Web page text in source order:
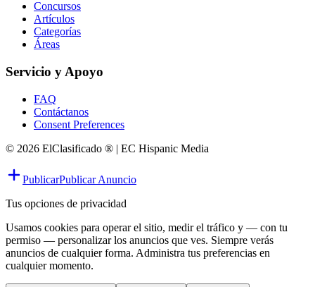
Concursos
Artículos
Categorías
Áreas
Servicio y Apoyo
FAQ
Contáctanos
Consent Preferences
© 2026 ElClasificado ® | EC Hispanic Media
PublicarPublicar Anuncio
Tus opciones de privacidad
Usamos cookies para operar el sitio, medir el tráfico y — con tu
permiso — personalizar los anuncios que ves. Siempre verás
anuncios de cualquier forma. Administra tus preferencias en
cualquier momento.